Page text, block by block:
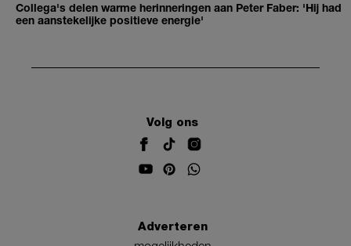
Collega's delen warme herinneringen aan Peter Faber: 'Hij had
een aanstekelijke positieve energie'
Volg ons
Adverteren